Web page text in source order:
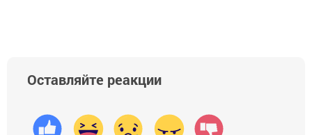
Оставляйте реакции